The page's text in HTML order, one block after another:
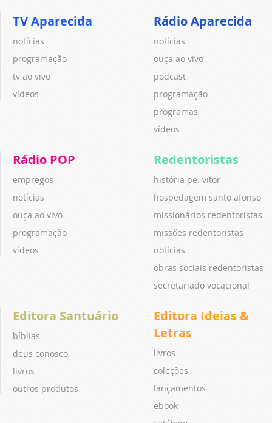
TV Aparecida
notícias
programação
tv ao vivo
vídeos
Rádio Aparecida
notícias
ouça ao vivo
podcast
programação
programas
vídeos
Rádio POP
empregos
notícias
ouça ao vivo
programação
vídeos
Redentoristas
história pe. vitor
hospedagem santo afonso
missionários redentoristas
missões redentoristas
notícias
obras sociais redentoristas
secretariado vocacional
Editora Santuário
bíblias
deus conosco
livros
outros produtos
Editora Ideias &
Letras
livros
coleções
lançamentos
ebook